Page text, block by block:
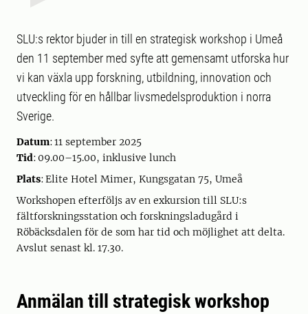
SLU:s rektor bjuder in till en strategisk workshop i Umeå
den 11 september med syfte att gemensamt utforska hur
vi kan växla upp forskning, utbildning, innovation och
utveckling för en hållbar livsmedelsproduktion i norra
Sverige.
Datum: 11 september 2025
Tid: 09.00–15.00, inklusive lunch
Plats: Elite Hotel Mimer, Kungsgatan 75, Umeå
Workshopen efterföljs av en exkursion till SLU:s
fältforskningsstation och forskningsladugård i
Röbäcksdalen för de som har tid och möjlighet att delta.
Avslut senast kl. 17.30.
Anmälan till strategisk workshop